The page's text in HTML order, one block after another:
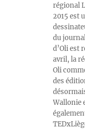
régional
2015 est
du
d’Oli est
avril, la
Oli
des
Wallonie